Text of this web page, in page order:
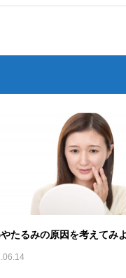
やたるみの原因を考えてみ